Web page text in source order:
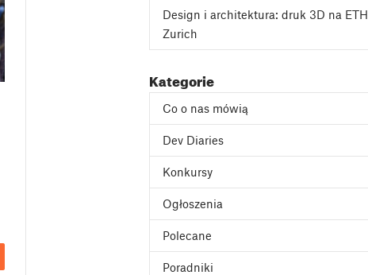
Design i architektura: druk 3D na ETH
Zurich
Kategorie
Co o nas mówią
Dev Diaries
Konkursy
Ogłoszenia
Polecane
Poradniki